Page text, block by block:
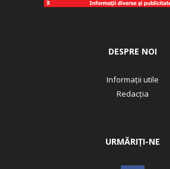
DESPRE NOI
Informații utile
Redacția
URMĂRIȚI-NE